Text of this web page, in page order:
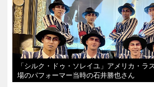
「シルク・ドゥ・ソレイユ」アメリカ・ラ
場のパフォーマー当時の石井勝也さん